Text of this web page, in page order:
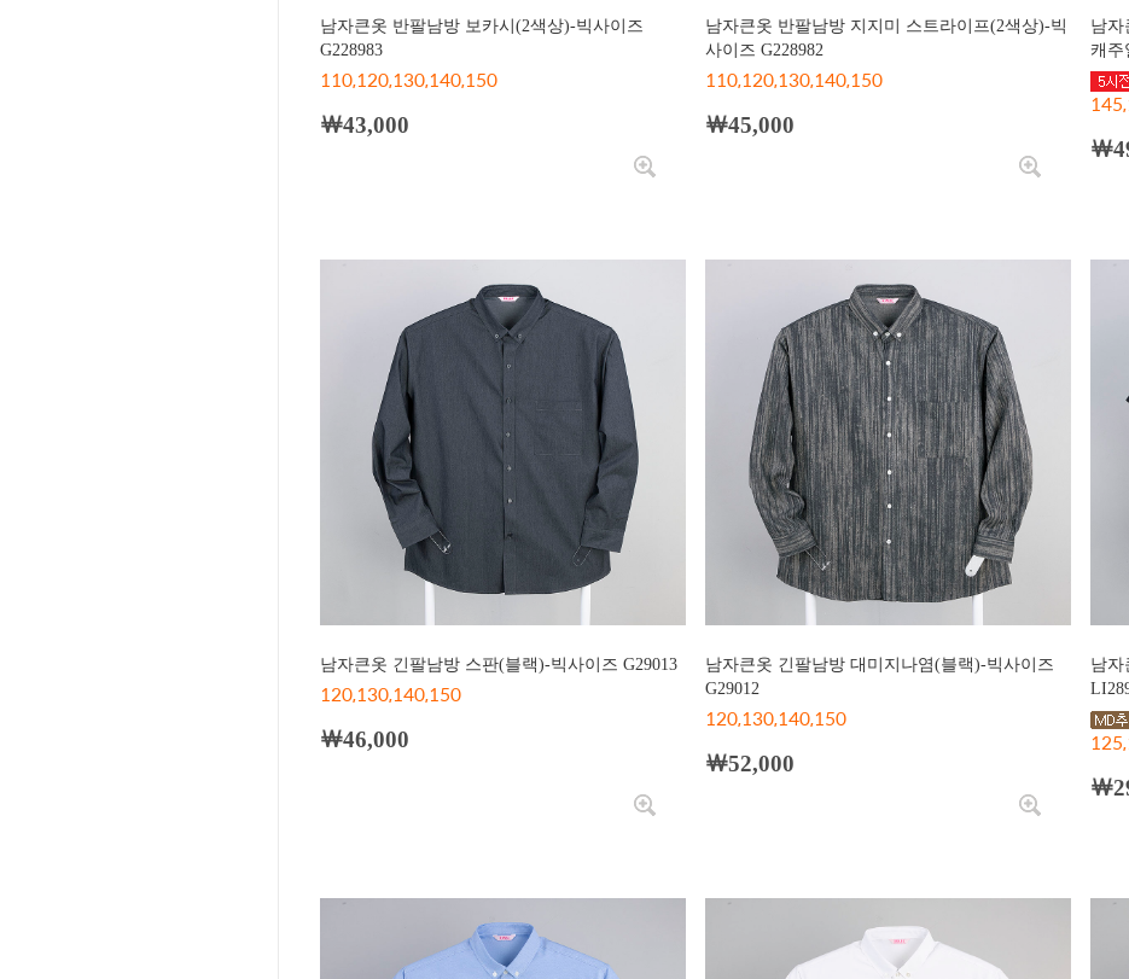
남자큰옷 반팔남방 보카시(2색상)-빅사이즈
G228983
110,120,130,140,150
￦43,000
남자큰옷 반팔남방 지지미 스트라이프(2색상)-빅
사이즈 G228982
110,120,130,140,150
￦45,000
남자
캐주
￦
남자큰옷 긴팔남방 스판(블랙)-빅사이즈 G29013
120,130,140,150
￦46,000
남자큰옷 긴팔남방 대미지나염(블랙)-빅사이즈
G29012
120,130,140,150
￦52,000
남자
￦